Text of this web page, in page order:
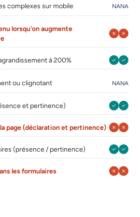
complexes sur mobile Août
NAAoût
NA
lorsqu'on augmente
AoûtAoût
à 200% AoûtAoût
ou clignotant Août
NAAoût
NA
et pertinence) AoûtAoût
page (déclaration et pertinence) AoûtAoût
(présence / pertinence) AoûtAoût
les formulaires AoûtAoût